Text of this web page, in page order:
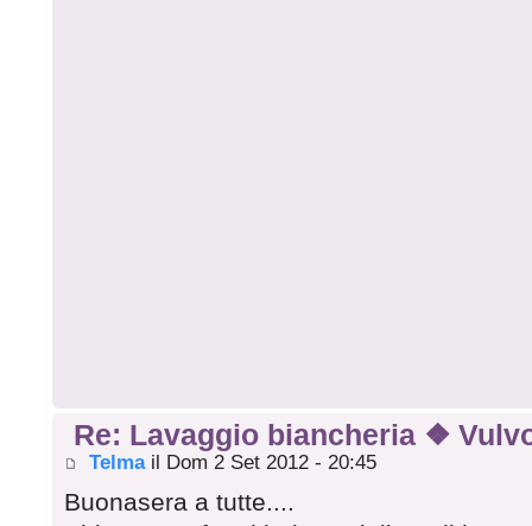
Re: Lavaggio biancheria ❖
Telmail Dom 2 Set 2012 - 20:45
Buonasera a tutte....